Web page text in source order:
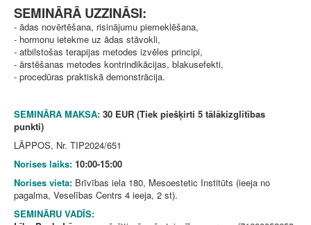
SEMINĀRĀ UZZINĀSI:
- ādas novērtēšana, risinājumu piemeklēšana,
- hormonu ietekme uz ādas stāvokli,
- atbilstošas terapijas metodes izvēles principi,
- ārstēšanas metodes kontrindikācijas, blakusefekti,
- procedūras praktiskā demonstrācija.
SEMINĀRA MAKSA: 30 EUR (Tiek piešķirti 5 tālākizglītības
punkti)
LĀPPOS, Nr. TIP2024/651
Norises laiks: 10:00-15:00
Norises vieta: Brīvības iela 180, Mesoestetic Institūts (ieeja no
pagalma, Veselības Centrs 4 ieeja, 2 st).
SEMINĀRU VADĪS: